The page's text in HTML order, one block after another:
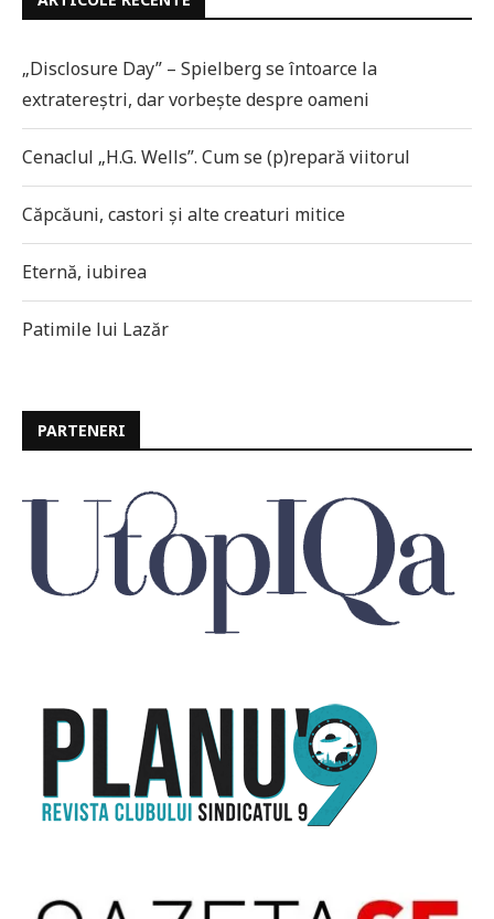
„Disclosure Day” – Spielberg se întoarce la
extratereștri, dar vorbește despre oameni
Cenaclul „H.G. Wells”. Cum se (p)repară viitorul
Căpcăuni, castori și alte creaturi mitice
Eternă, iubirea
Patimile lui Lazăr
PARTENERI